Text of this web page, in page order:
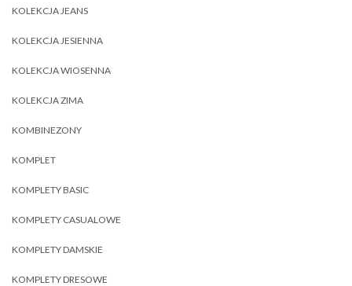
KOLEKCJA JEANS
KOLEKCJA JESIENNA
KOLEKCJA WIOSENNA
KOLEKCJA ZIMA
KOMBINEZONY
KOMPLET
KOMPLETY BASIC
KOMPLETY CASUALOWE
KOMPLETY DAMSKIE
KOMPLETY DRESOWE